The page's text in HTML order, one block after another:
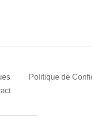
Politique de